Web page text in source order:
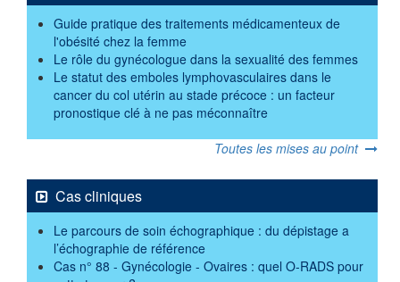
Guide pratique des traitements médicamenteux de
l'obésité chez la femme
Le rôle du gynécologue dans la sexualité des femmes
Le statut des emboles lymphovasculaires dans le
cancer du col utérin au stade précoce : un facteur
pronostique clé à ne pas méconnaître
Toutes les mises au point
Cas cliniques
Le parcours de soin échographique : du dépistage a
l’échographie de référence
Cas n° 88 - Gynécologie - Ovaires : quel O-RADS pour